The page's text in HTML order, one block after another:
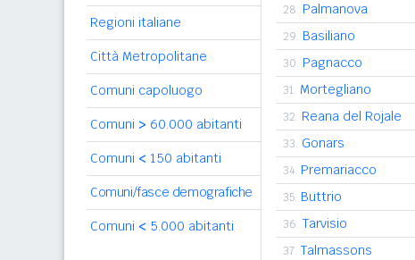
Regioni italiane
Città Metropolitane
Comuni capoluogo
Comuni > 60.000 abitanti
Comuni < 150 abitanti
Comuni/fasce demografiche
Comuni < 5.000 abitanti
28. Palmanova
29. Basiliano
30. Pagnacco
31. Mortegliano
32. Reana del Rojale
33. Gonars
34. Premariacco
35. Buttrio
36. Tarvisio
37. Talmassons